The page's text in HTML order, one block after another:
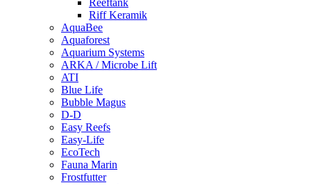
Reeftank
Riff Keramik
AquaBee
Aquaforest
Aquarium Systems
ARKA / Microbe Lift
ATI
Blue Life
Bubble Magus
D-D
Easy Reefs
Easy-Life
EcoTech
Fauna Marin
Frostfutter